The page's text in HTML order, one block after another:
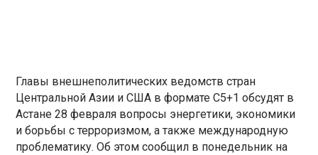
Главы внешнеполитических ведомств стран
Центральной Азии и США в формате C5+1 обсудят в
Астане 28 февраля вопросы энергетики, экономики
и борьбы с терроризмом, а также международную
проблематику. Об этом сообщил в понедельник на